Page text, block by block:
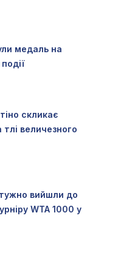
медаль на
скликає
величезного
вийшли до
WTA 1000 у